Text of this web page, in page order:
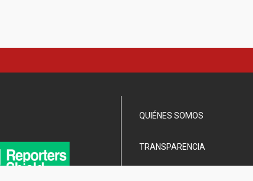
QUIÉNES SOMOS
TRANSPARENCIA